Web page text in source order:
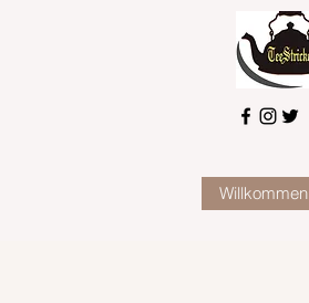
Willkommen